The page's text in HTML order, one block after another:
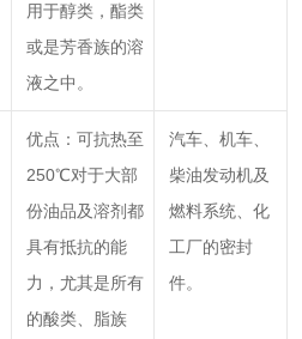
用于醇类，酯类
或是芳香族的溶
液之中。
优点：可抗热至
250℃对于大部
份油品及溶剂都
具有抵抗的能
力，尤其是所有
的酸类、脂族
汽车、机车、
柴油发动机及
燃料系统、化
工厂的密封
件。